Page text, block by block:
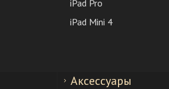
iPad Pro
iPad Mini 4
Аксессуары